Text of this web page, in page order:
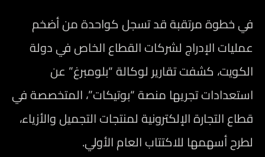
في خطوة مرتقبة قد تسجل كواحدة من أضخم
عمليات الإدراج لشركات القطاع الخاص في دولة
الكويت، كشفت تقارير لوكالة “بلومبرغ” عن
استعدادات تجريها منصة “بوتيكات”، المتخصصة في
قطاع التجارة الإلكترونية لمنتجات التجميل والأزياء،
لطرح أسهمها للاكتتاب العام الأولي.